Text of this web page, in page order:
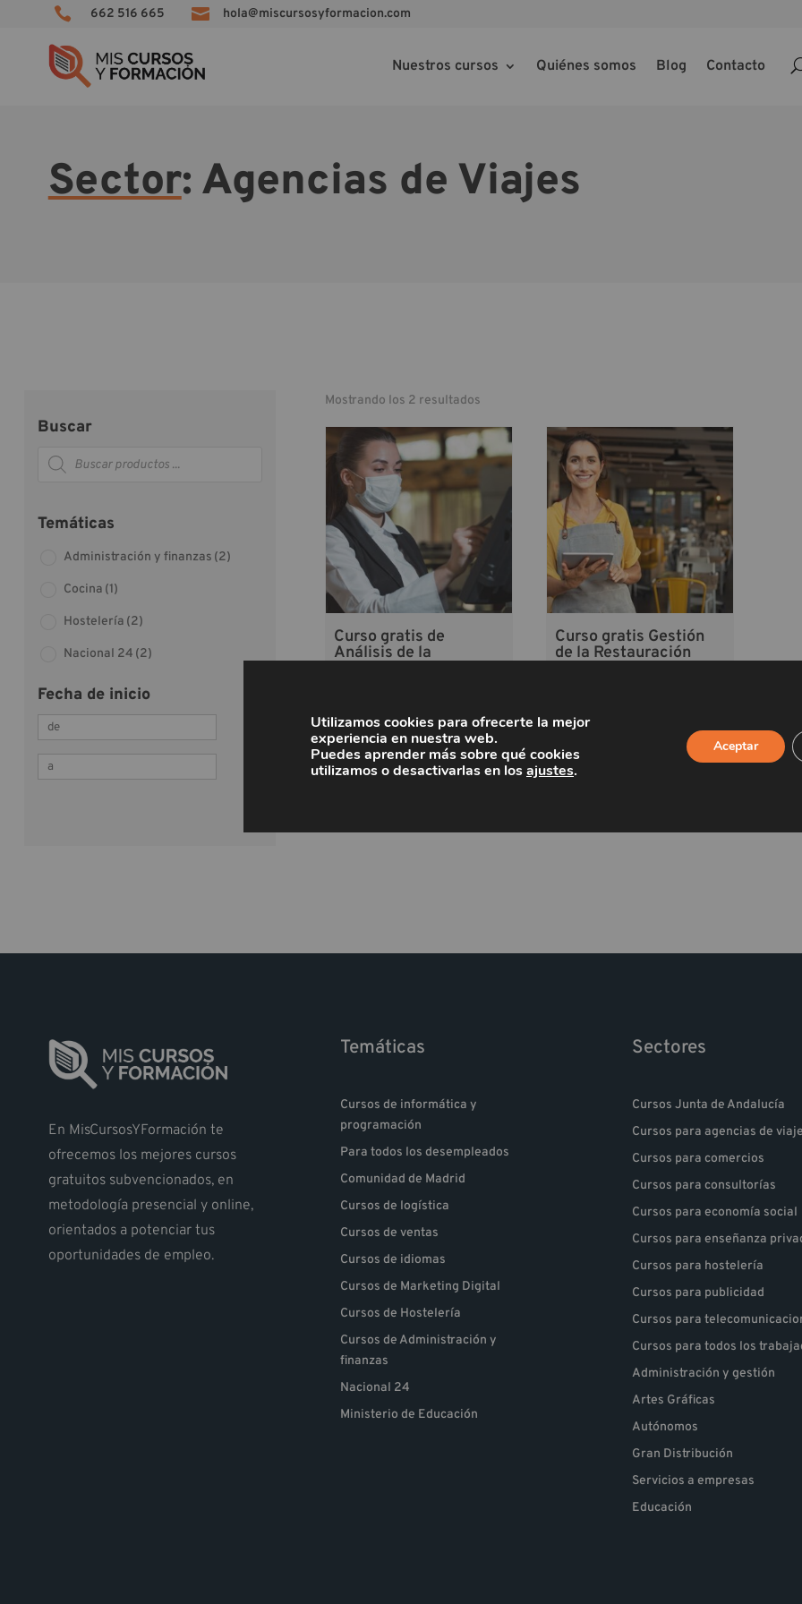
 662 516 665  hola@miscursosyformacion.com
Nuestros cursos Quiénes somos Blog Contacto
Sector: Agencias de Viajes
Buscar
de
productos
Temáticas
Administración y finanzas (2)
Cocina (1)
Hostelería (2)
Nacional 24 (2)
Fecha de inicio
Mostrando los 2 resultados
Curso gratis de
Análisis de la
¡Inscríbete!
Curso gratis Gestión
de la Restauración
En MisCursosYFormación te
ofrecemos los mejores cursos
gratuitos subvencionados, en
metodología presencial y online,
orientados a potenciar tus
oportunidades de empleo.
Temáticas
Cursos de informática y
programación
Para todos los desempleados
Comunidad de Madrid
Cursos de logística
Cursos de ventas
Cursos de idiomas
Cursos de Marketing Digital
Cursos de Hostelería
Cursos de Administración y
finanzas
Nacional 24
Ministerio de Educación
Sectores
Cursos Junta de Andalucía
Cursos para agencias de
Cursos para comercios
Cursos para consultorías
Cursos para economía social
Cursos para enseñanza
Cursos para hostelería
Cursos para publicidad
Cursos para
Cursos para todos los
Administración y gestión
Artes Gráficas
Autónomos
Gran Distribución
Servicios a empresas
Educación
Utilizamos cookies para ofrecerte la mejor
experiencia en nuestra web.
Puedes aprender más sobre qué cookies
utilizamos o desactivarlas en losajustes.
Aceptar